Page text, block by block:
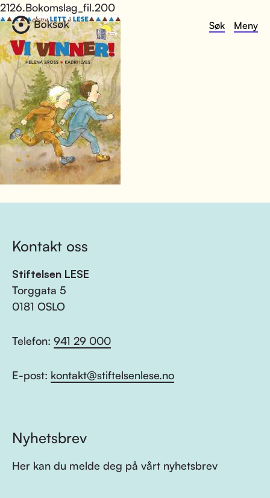
Søk Meny
2126.Bokomslag_fil.200
Kontakt oss
Stiftelsen LESE
Torggata 5
0181 OSLO
Telefon: 941 29 000
E-post: kontakt@stiftelsenlese.no
Nyhetsbrev
Her kan du melde deg på vårt nyhetsbrev